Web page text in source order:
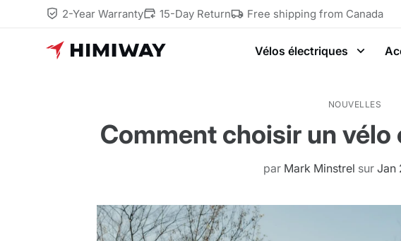
2-Year Warranty 15-Day Return Free shipping from Canada
Vélos électriques
NOUVELLES
Comment choisir un
par Mark Minstrel sur Jan